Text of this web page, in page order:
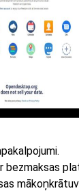
bezmaksas